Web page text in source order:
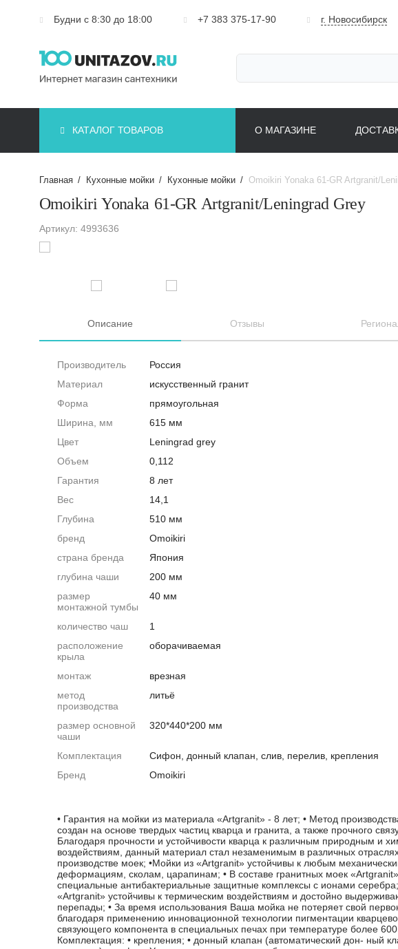
Будни с 8:30 до 18:00 +7 383 375-17-90 г. Новосибирск
КАТАЛОГ ТОВАРОВ О МАГАЗИНЕ
Главная / Кухонные мойки / Кухонные мойки / Omoikiri Yonaka 61-GR Artgranit/
Omoikiri Yonaka 61-GR Artgranit/Leningrad Grey
Артикул: 4993636
Описание Отзывы
Производитель
Россия
Материал
искусственный гранит
Форма
прямоугольная
Ширина, мм
615 мм
Цвет
Leningrad grey
Объем
0,112
Гарантия
8 лет
Вес
14,1
Глубина
510 мм
бренд
Omoikiri
страна бренда
Япония
глубина чаши
200 мм
размер
монтажной тумбы
40 мм
количество чаш
1
расположение
крыла
оборачиваемая
монтаж
врезная
метод
производства
литьё
размер основной
чаши
320*440*200 мм
Комплектация
Сифон, донный клапан, слив, перелив, крепления
Бренд
Omoikiri
• Гарантия на мойки из материала «Artgranit» - 8 лет; • Метод
создан на основе твердых частиц кварца и гранита, а также прочного
Благодаря прочности и устойчивости кварца к различным природным и
воздействиям, данный материал стал незаменимым в различных
производстве моек; •Мойки из «Artgranit» устойчивы к любым
деформациям, сколам, царапинам; • В составе гранитных моек «Artgranit»
специальные антибактериальные защитные комплексы с ионами
«Artgranit» устойчивы к термическим воздействиям и достойно
перепады; • За время использования Ваша мойка не потеряет свой
благодаря применению инновационной технологии пигментации
связующего компонента в специальных печах при температуре более 600
Комплектация: • крепления; • донный клапан (автоматический дон- ный